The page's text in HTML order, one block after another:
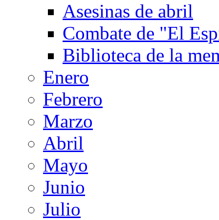
Asesinas de abril
Combate de "El
Biblioteca de la
Enero
Febrero
Marzo
Abril
Mayo
Junio
Julio